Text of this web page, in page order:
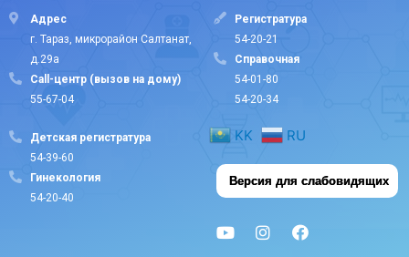
Адрес
г. Тараз, микрорайон Салтанат,
д.29а
Call-центр (вызов на дому)
55-67-04
Регистратура
54-20-21
Cправочная
54-01-80
54-20-34
Детская регистратура
54-39-60
Гинекология
54-20-40
KK RU
Версия для слабовидящих